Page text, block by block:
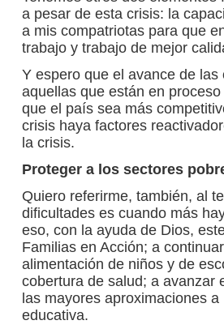
a pesar de esta crisis: la
a mis compatriotas para que
trabajo y trabajo de mejor
Y espero que el avance de
aquellas que están en
que el país sea más
crisis haya factores
la crisis.
Proteger a los sectores
Quiero referirme, también, al
dificultades es cuando más
eso, con la ayuda de Dios,
Familias en Acción; a
alimentación de niños y de
cobertura de salud; a avanzar
las mayores aproximaciones
educativa.